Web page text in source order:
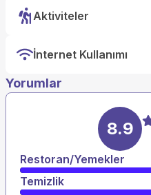
Aktiviteler
İnternet Kullanımı
Yorumlar
8.9
Restoran/Yemekler
Temizlik